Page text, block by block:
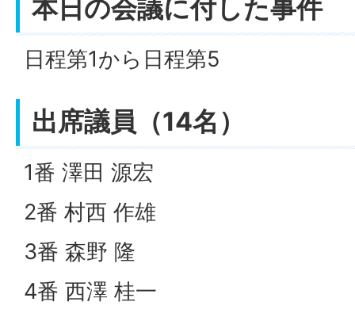
本日の会議に付した事件
日程第1から日程第5
出席議員（14名）
1番 澤田 源宏
2番 村西 作雄
3番 森野 隆
4番 西澤 桂一